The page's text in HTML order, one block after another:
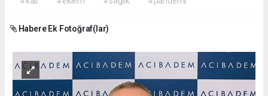
Habere Ek Fotoğraf(lar)